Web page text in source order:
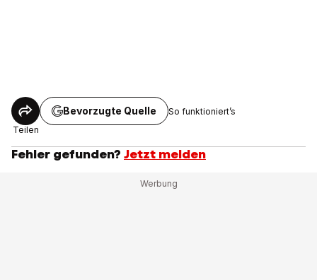
Teilen
Bevorzugte Quelle So funktioniert’s
Fehler gefunden? Jetzt melden